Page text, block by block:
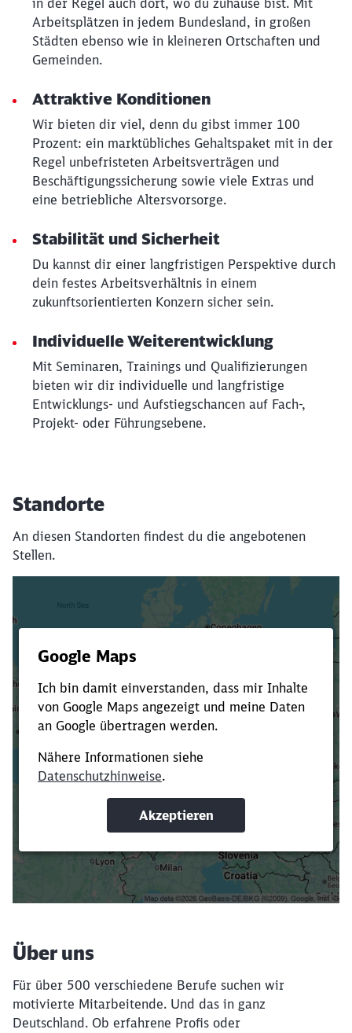
in der Regel auch dort, wo du zuhause bist. Mit
Arbeitsplätzen in jedem Bundesland, in großen
Städten ebenso wie in kleineren Ortschaften und
Gemeinden.
Attraktive Konditionen
Wir bieten dir viel, denn du gibst immer 100
Prozent: ein marktübliches Gehaltspaket mit in der
Regel unbefristeten Arbeitsverträgen und
Beschäftigungssicherung sowie viele Extras und
eine betriebliche Altersvorsorge.
Stabilität und Sicherheit
Du kannst dir einer langfristigen Perspektive durch
dein festes Arbeitsverhältnis in einem
zukunftsorientierten Konzern sicher sein.
Individuelle Weiterentwicklung
Mit Seminaren, Trainings und Qualifizierungen
bieten wir dir individuelle und langfristige
Entwicklungs- und Aufstiegschancen auf Fach-,
Projekt- oder Führungsebene.
Standorte
An diesen Standorten findest du die angebotenen
Stellen.
Verkürze die Ladezeit, indem du Suchbegriffe
oder Filter hinzufügst.
Suchbegriffe eingeben
Filter setzen
Über uns
Für über 500 verschiedene Berufe suchen wir
motivierte Mitarbeitende. Und das in ganz
Deutschland. Ob erfahrene Profis oder
Schließen
Möchten Sie zu
Abbrechen Weiter